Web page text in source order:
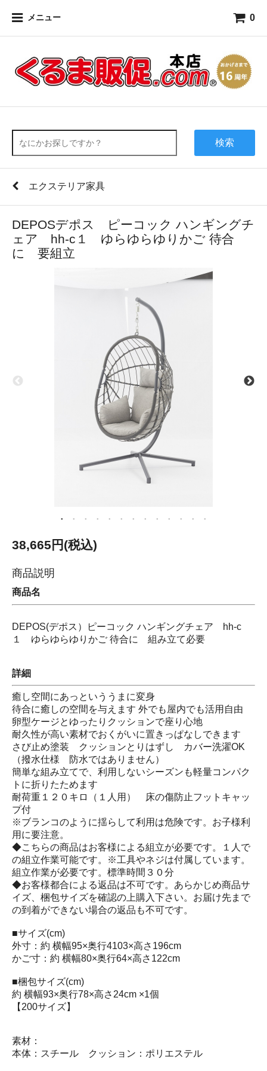
メニュー 0
検索
エクステリア家具
DEPOSデポス ピーコック ハンギングチ
ェア hh-c１ ゆらゆらゆりかご 待合
に 要組立
38,665円(税込)
商品説明
商品名
DEPOS(デポス）ピーコック ハンギングチェア hh-c
１ ゆらゆらゆりかご 待合に 組み立て必要
詳細
癒し空間にあっといううまに変身
待合に癒しの空間を与えます 外でも屋内でも活用自由
卵型ケージとゆったりクッションで座り心地
耐久性が高い素材でおくがいに置きっぱなしできます
さび止め塗装 クッションとりはずし カバー洗濯OK
（撥水仕様 防水ではありません）
簡単な組み立てで、利用しないシーズンも軽量コンパク
トに折りたためます
耐荷重１２０キロ（１人用） 床の傷防止フットキャッ
プ付
※ブランコのように揺らして利用は危険です。お子様利
用に要注意。
◆こちらの商品はお客様による組立が必要です。１人で
の組立作業可能です。※工具やネジは付属しています。
組立作業が必要です。標準時間３０分
◆お客様都合による返品は不可です。あらかじめ商品サ
イズ、梱包サイズを確認の上購入下さい。お届け先まで
の到着ができない場合の返品も不可です。
■サイズ(cm)
外寸：約 横幅95×奥行4103×高さ196cm
かご寸：約 横幅80×奥行64×高さ122cm
■梱包サイズ(cm)
約 横幅93×奥行78×高さ24cm ×1個
【200サイズ】
素材：
本体：スチール クッション：ポリエステル